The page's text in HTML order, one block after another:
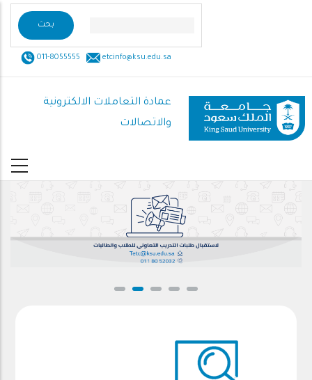
011-8055555 etcinfo@ksu.edu.sa
عمادة التعاملات الالكترونية
والاتصالات